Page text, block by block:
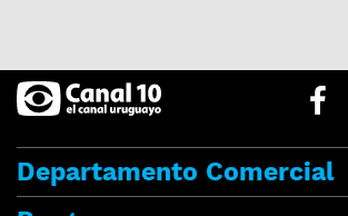
Departamento Comercial